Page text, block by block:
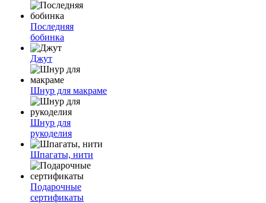
Последняя
бобинка
Джут
Шнур для макраме
Шнур для
рукоделия
Шпагаты, нити
Подарочные
сертификаты